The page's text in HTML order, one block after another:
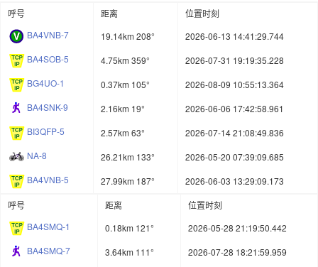
呼号 距离
位置时刻
BA4VNB-7
19.14km 208°
2026-06-13 14:41:29.744
BA4SOB-5
4.75km 359°
2026-07-31 19:19:35.228
BG4UO-1
0.37km 105°
2026-08-09 10:55:13.364
BA4SNK-9
2.16km 19°
2026-06-06 17:42:58.961
BI3QFP-5
2.57km 63°
2026-07-14 21:08:49.836
NA-8
26.21km 133°
2026-05-20 07:39:09.685
BA4VNB-5
27.99km 187°
2026-06-03 13:29:09.173
呼号
距离
位置时刻
BA4SMQ-1
0.18km 121°
2026-05-28 21:19:50.442
BA4SMQ-7
3.64km 111° 2026-07-28 18:21:59.959